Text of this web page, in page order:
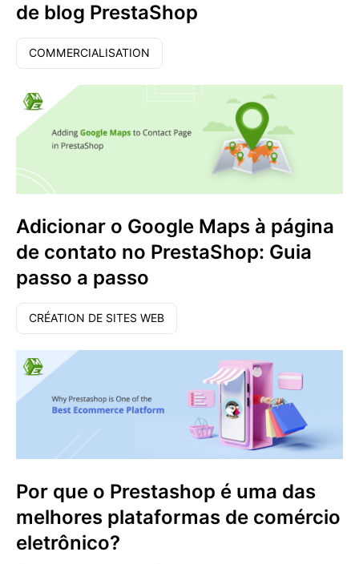
de blog PrestaShop
COMMERCIALISATION
Adicionar o Google Maps à página
de contato no PrestaShop: Guia
passo a passo
CRÉATION DE SITES WEB
Por que o Prestashop é uma das
melhores plataformas de comércio
eletrônico?